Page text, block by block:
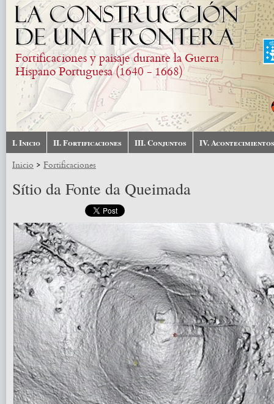
Pasar al contenido principal
Fortificaciones y paisaje durante la Guerra
Hispano Portuguesa (1640 - 1668)
I. Inicio II. Fortificaciones III. Conjuntos
IV. Acontecimientos
Inicio > Fortificaciones
Sítio da Fonte da Queimada